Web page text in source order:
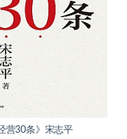
营30条》宋志平